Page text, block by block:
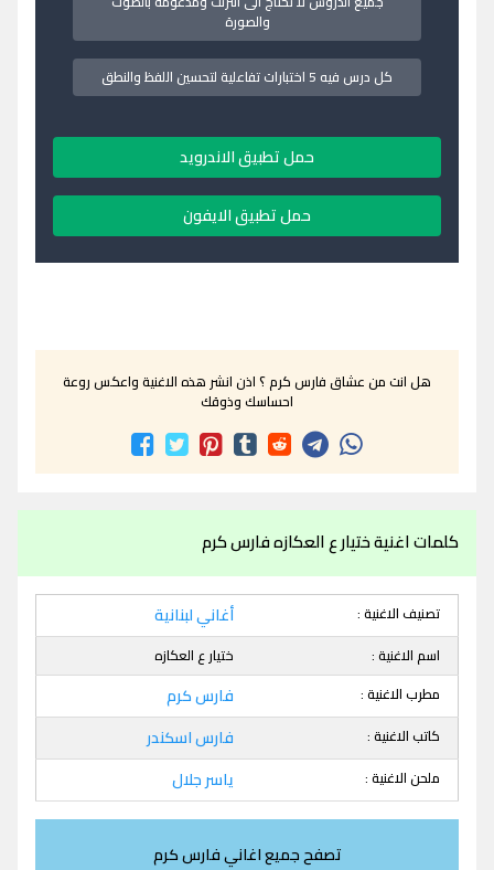
والصورة
كل درس فيه 5 اختبارات تفاعلية لتحسين اللفظ والنطق
حمل تطبيق الاندرويد
حمل تطبيق الايفون
هل انت من عشاق فارس كرم ؟ اذن انشر هذه الاغنية واعكس روعة
احساسك وذوقك
كلمات اغنية ختيار ع العكازه فارس كرم
تصنيف الاغنية : أغاني لبنانية
اسم الاغنية :
ختيار ع العكازه
مطرب الاغنية :
فارس كرم
كاتب الاغنية : فارس اسكندر
ملحن الاغنية : ياسر جلال
تصفح جميع اغاني فارس كرم